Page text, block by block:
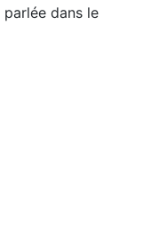
dans le